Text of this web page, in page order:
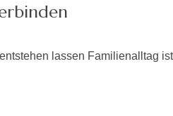
lassen Familienalltag